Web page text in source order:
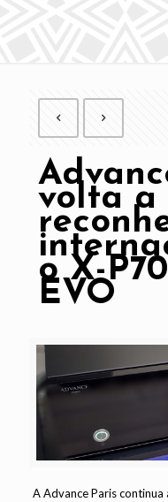
volta a
o X-
EVO
A Advance Paris